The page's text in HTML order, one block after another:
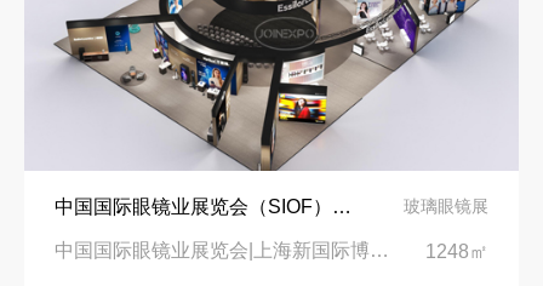
中国国际眼镜业展览会（SIOF）‌展台设计搭建-眼镜业巨头依视路陆逊梯卡 玻璃眼镜展
中国国际眼镜业展览会|上海新国际博览中心‌ 1248㎡